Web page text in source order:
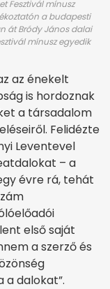
Fesztivál mínusz
a budapesti
át Bródy János dalai
mínusz egyedik
az énekelt
is hordoznak
a társadalom
Felidézte
Leventevel
– a
évre rá, tehát
első saját
a szerző és
a dalokat”.